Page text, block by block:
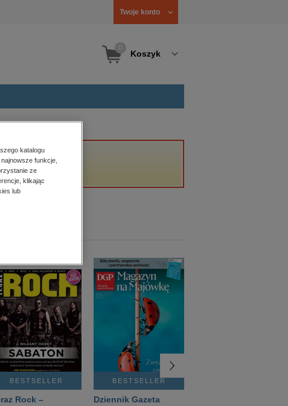
Twoje konto
Koszyk
BESTSELLER
Rock –
BESTSELLER
Dziennik Gazeta
katalogu
funkcje,
ze
klikając
lub